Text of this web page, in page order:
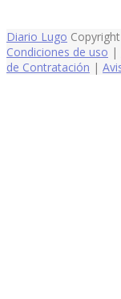
Diario Lugo
Condiciones de uso |
de Contratación |